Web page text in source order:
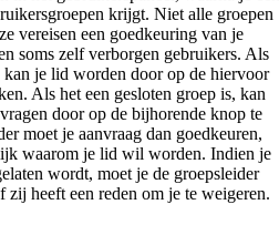
krijgt. Niet alle groepen
vereisen een goedkeuring van je
soms zelf verborgen gebruikers. Als
kan je lid worden door op de hiervoor
Als het een gesloten groep is, kan
door op de bijhorende knop te
moet je aanvraag dan goedkeuren,
waarom je lid wil worden. Indien je
wordt, moet je de groepsleider
heeft een reden om je te weigeren.